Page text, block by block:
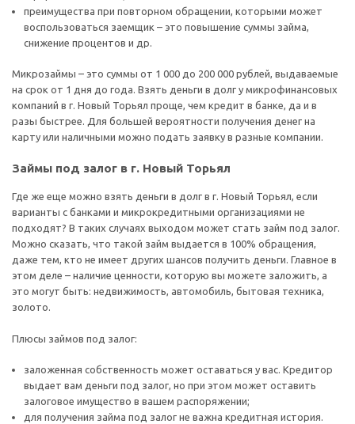
преимущества при повторном обращении, которыми может
воспользоваться заемщик – это повышение суммы займа,
снижение процентов и др.
Микрозаймы – это суммы от 1 000 до 200 000 рублей, выдаваемые
на срок от 1 дня до года. Взять деньги в долг у микрофинансовых
компаний в г. Новый Торьял проще, чем кредит в банке, да и в
разы быстрее. Для большей вероятности получения денег на
карту или наличными можно подать заявку в разные компании.
Займы под залог в г. Новый Торьял
Где же еще можно взять деньги в долг в г. Новый Торьял, если
варианты с банками и микрокредитными организациями не
подходят? В таких случаях выходом может стать займ под залог.
Можно сказать, что такой займ выдается в 100% обращения,
даже тем, кто не имеет других шансов получить деньги. Главное в
этом деле – наличие ценности, которую вы можете заложить, а
это могут быть: недвижимость, автомобиль, бытовая техника,
золото.
Плюсы займов под залог:
заложенная собственность может оставаться у вас. Кредитор
выдает вам деньги под залог, но при этом может оставить
залоговое имущество в вашем распоряжении;
для получения займа под залог не важна кредитная история.